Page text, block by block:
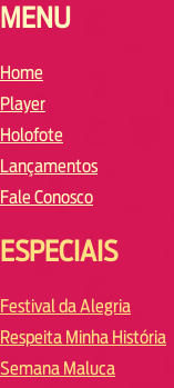
MENU
Home
Player
Holofote
Lançamentos
Fale Conosco
ESPECIAIS
Festival da Alegria
Respeita Minha História
Semana Maluca